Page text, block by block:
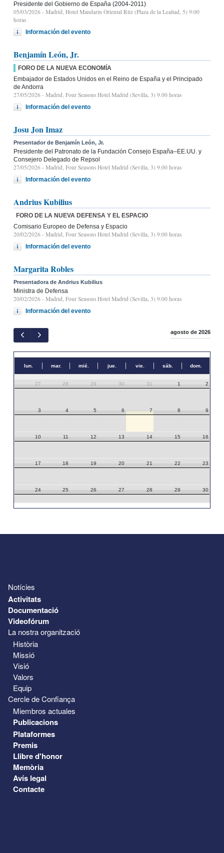
Presidente del Gobierno de España (2004-2011)
05/03/2026 - Madrid, Hotel Mandarin Oriental Ritz (Plaza de la Lealtad, 5) 9:00
horas
Información del evento
Benjamín León, Jr.
FORO DE LA NUEVA ECONOMÍA
Embajador de Estados Unidos en el Reino de España y el Principado
de Andorra
27/05/2026 - Madrid, Four Seasons Hotel Madrid (Sevilla, 3) 9.00 horas
Información del evento
Josu Jon Imaz
Presentador de Benjamín León, Jr.
Presidente del Patronato de la Fundación Consejo España–EE.UU. y
Consejero Delegado de Repsol
27/05/2026 - Madrid, Four Seasons Hotel Madrid (Sevilla, 3) 9.00 horas
Información del evento
Andrius Kubilius
FORO DE LA NUEVA DEFENSA Y EL ESPACIO
Comisario Europeo de Defensa y Espacio
20/02/2026 - Madrid, Four Seasons Hotel Madrid (Sevilla, 3) 9:00 horas
Información del evento
Margarita Robles
Presentadora de Andrius Kubilius
Ministra de Defensa
20/02/2026 - Madrid, Four Seasons Hotel Madrid (Sevilla, 3) 9:00 horas
Información del evento
agosto de 2026
lun. mar. mié. jue. vie. sáb. dom.
27 28 29 30 31 1 2
3 4 5 6 7 8 9
10 11 12 13 14 15 16
17 18 19 20 21 22 23
24 25 26 27 28 29 30
Notícies
Activitats
Documentació
Videofórum
La nostra organització
Història
Missió
Visió
Valors
Equip
Cercle de Confiança
Miembros actuales
Publicacions
Plataformes
Premis
Llibre d'honor
Memòria
Avís legal
Contacte